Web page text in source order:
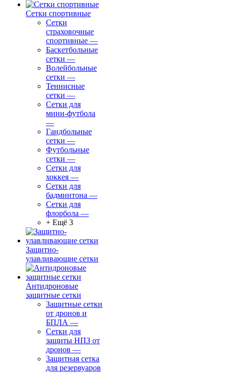
Сетки спортивные
Сетки
страховочные
спортивные —
Баскетбольные
сетки —
Волейбольные
сетки —
Теннисные
сетки —
Сетки для
мини-футбола
—
Гандбольные
сетки —
Футбольные
сетки —
Сетки для
хоккея —
Сетки для
бадминтона —
Сетки для
флорбола —
+ Ещё 3
Защитно-
улавливающие сетки
Антидроновые
защитные сетки
Защитные сетки
от дронов и
БПЛА —
Сетки для
защиты НПЗ от
дронов —
Защитная сетка
для резервуаров